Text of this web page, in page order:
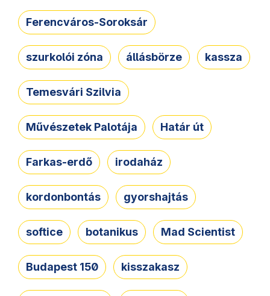
Ferencváros-Soroksár
szurkolói zóna állásbörze kassza
Temesvári Szilvia
Művészetek Palotája Határ út
Farkas-erdő irodaház
kordonbontás gyorshajtás
softice botanikus Mad Scientist
Budapest 150 kisszakasz